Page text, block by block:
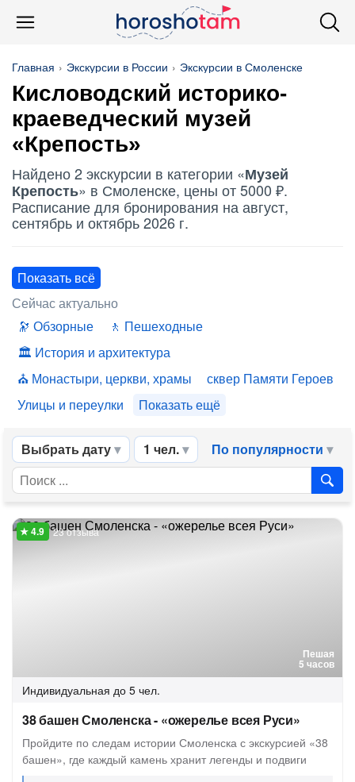
Главная Экскурсии в России Экскурсии в Смоленске
Кисловодский историко-
краеведческий музей
«Крепость»
Найдено 2 экскурсии в категории «Музей
Крепость» в Смоленске, цены от 5000 ₽.
Расписание для бронирования на август,
сентябрь и октябрь 2026 г.
Показать всё
Сейчас актуально
Обзорные
Пешеходные
История и архитектура
Монастыри, церкви, храмы
сквер Памяти Героев
Улицы и переулки
Показать ещё
Выбрать дату 1 чел. По популярности
Пешая
5 часов
23 отзыва
Индивидуальная до 5 чел.
38 башен Смоленска - «ожерелье всея Руси»
Пройдите по следам истории Смоленска с экскурсией «38
башен», где каждый камень хранит легенды и подвиги